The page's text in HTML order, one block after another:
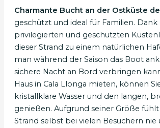
Charmante Bucht an der Ostküste
geschützt und ideal für Familien. Dank
privilegierten und geschützten
dieser Strand zu einem natürlichen
man während der Saison das Boot
sichere Nacht an Bord verbringen
Haus in Cala Llonga mieten, können
kristallklare Wasser und den langen,
genießen. Aufgrund seiner Größe
Strand selbst bei vielen Besuchern nie